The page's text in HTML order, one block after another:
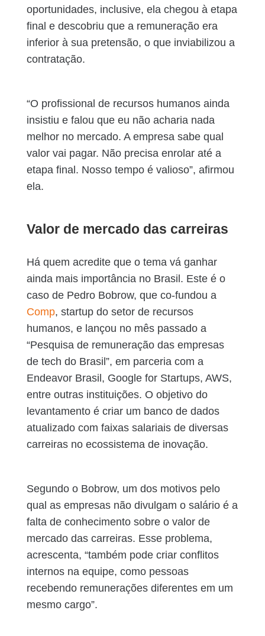
oportunidades, inclusive, ela chegou à etapa
final e descobriu que a remuneração era
inferior à sua pretensão, o que inviabilizou a
contratação.
“O profissional de recursos humanos ainda
insistiu e falou que eu não acharia nada
melhor no mercado. A empresa sabe qual
valor vai pagar. Não precisa enrolar até a
etapa final. Nosso tempo é valioso”, afirmou
ela.
Valor de mercado das carreiras
Há quem acredite que o tema vá ganhar
ainda mais importância no Brasil. Este é o
caso de Pedro Bobrow, que co-fundou a
Comp, startup do setor de recursos
humanos, e lançou no mês passado a
“Pesquisa de remuneração das empresas
de tech do Brasil”, em parceria com a
Endeavor Brasil, Google for Startups, AWS,
entre outras instituições. O objetivo do
levantamento é criar um banco de dados
atualizado com faixas salariais de diversas
carreiras no ecossistema de inovação.
Segundo o Bobrow, um dos motivos pelo
qual as empresas não divulgam o salário é a
falta de conhecimento sobre o valor de
mercado das carreiras. Esse problema,
acrescenta, “também pode criar conflitos
internos na equipe, como pessoas
recebendo remunerações diferentes em um
mesmo cargo”.